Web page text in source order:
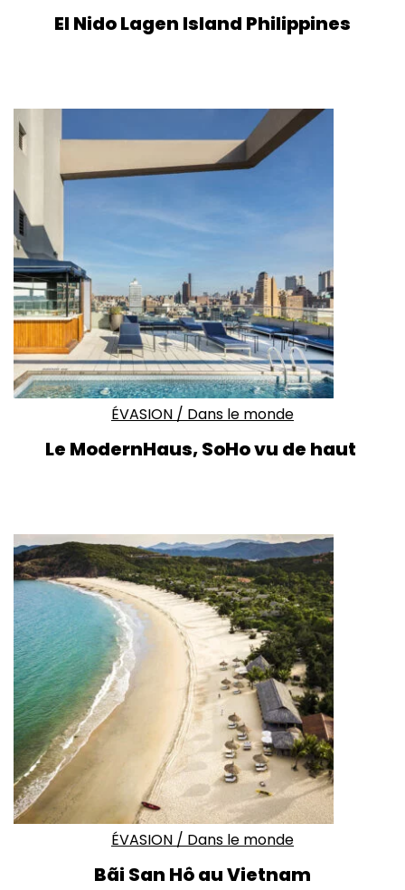
El Nido Lagen Island Philippines
ÉVASION / Dans le monde
Le ModernHaus, SoHo vu de haut
ÉVASION / Dans le monde
Bãi San Hô au Vietnam